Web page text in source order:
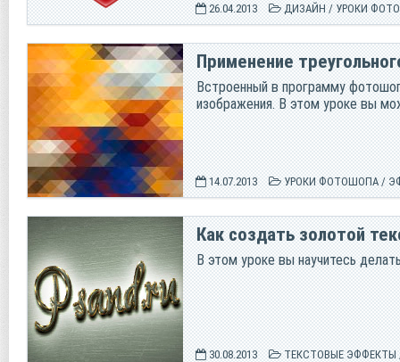
26.04.2013 ДИЗАЙН / УРОКИ
Применение
Встроенный в программу
изображения. В этом уроке вы
14.07.2013 УРОКИ ФОТОШОПА/
Как создать золотой
В этом уроке вы научитесь
30.08.2013 ТЕКСТОВЫЕ ЭФФЕКТЫ